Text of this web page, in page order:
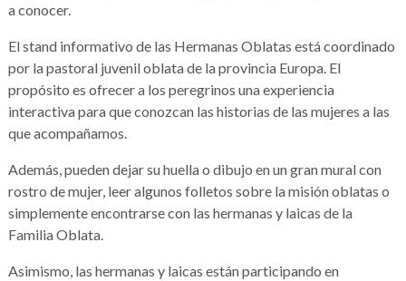
a conocer.
El stand informativo de las Hermanas Oblatas está coordinado
por la pastoral juvenil oblata de la provincia Europa. El
propósito es ofrecer a los peregrinos una experiencia
interactiva para que conozcan las historias de las mujeres a las
que acompañamos.
Además, pueden dejar su huella o dibujo en un gran mural con
rostro de mujer, leer algunos folletos sobre la misión oblatas o
simplemente encontrarse con las hermanas y laicas de la
Familia Oblata.
Asimismo, las hermanas y laicas están participando en